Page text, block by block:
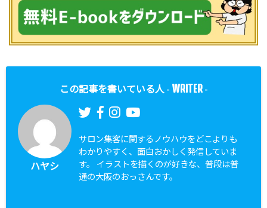
この記事を書いている人 - WRITER-
ハヤシ
サロン集客に関するノウハウをどこよりも
わかりやすく、面白おかしく発信していま
す。 イラストを描くのが好きな、普段は普
通の大阪のおっさんです。